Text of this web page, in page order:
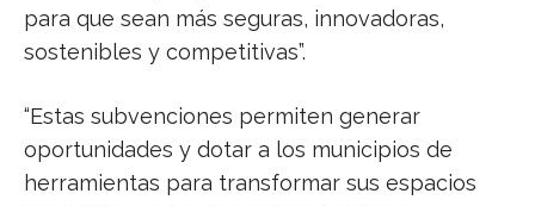
para que sean más seguras, innovadoras,
sostenibles y competitivas”.
“Estas subvenciones permiten generar
oportunidades y dotar a los municipios de
herramientas para transformar sus espacios